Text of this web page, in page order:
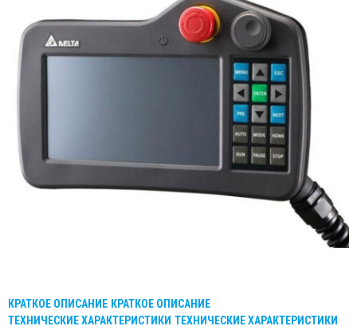
КРАТКОЕ ОПИСАНИЕ КРАТКОЕ ОПИСАНИЕ
ТЕХНИЧЕСКИЕ ХАРАКТЕРИСТИКИ ТЕХНИЧЕСКИЕ ХАРАКТЕРИСТИКИ